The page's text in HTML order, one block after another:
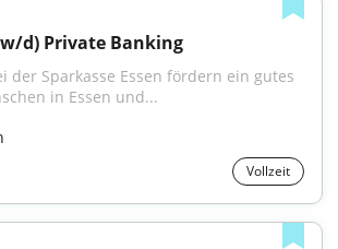
d) Private Banking
der Sparkasse Essen fördern ein gutes
in Essen und...
Vollzeit